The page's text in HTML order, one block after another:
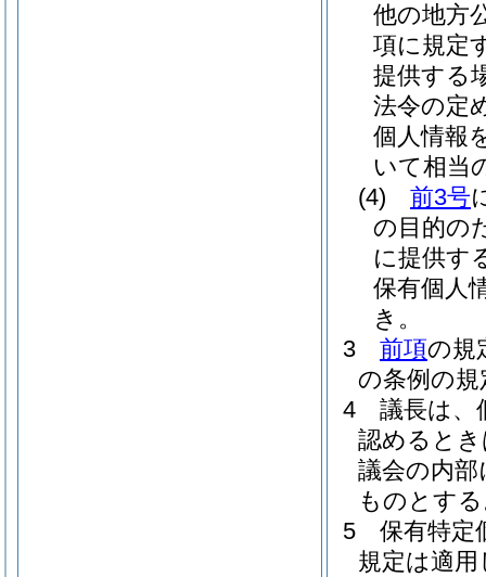
他の地方
項に規定
提供する
法令の定
個人情報
いて相当
(4)
前3号
の目的の
に提供す
保有個人
き。
3
前項の規
の条例の
4
議長は、
認めると
議会の内
ものとす
5
保有特定
規定は適